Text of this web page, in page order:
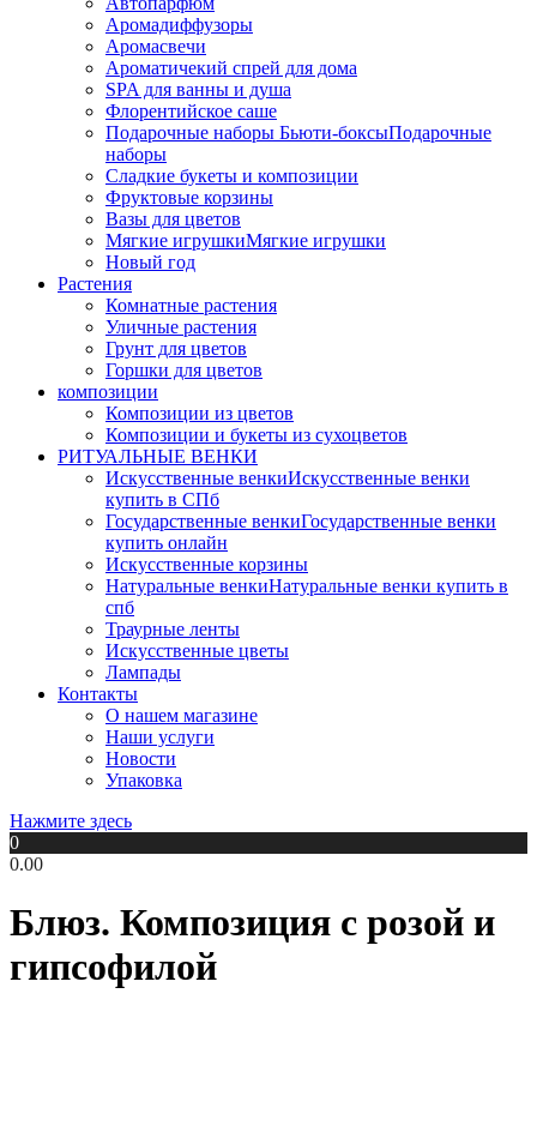
Аромадиффузоры
Аромасвечи
Ароматичекий спрей для дома
SPA для ванны и душа
Флорентийское саше
Подарочные наборы Бьюти-боксыПодарочные
наборы
Сладкие букеты и композиции
Фруктовые корзины
Вазы для цветов
Мягкие игрушкиМягкие игрушки
Новый год
Растения
Комнатные растения
Уличные растения
Грунт для цветов
Горшки для цветов
композиции
Композиции из цветов
Композиции и букеты из сухоцветов
РИТУАЛЬНЫЕ ВЕНКИ
Искусственные венкиИскусственные венки
купить в СПб
Государственные венкиГосударственные венки
купить онлайн
Искусственные корзины
Натуральные венкиНатуральные венки купить в
спб
Траурные ленты
Искусственные цветы
Лампады
Контакты
О нашем магазине
Наши услуги
Новости
Упаковка
Нажмите здесь
0
0.00
Блюз. Композиция с розой и
гипсофилой